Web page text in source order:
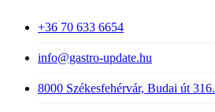
+36 70 633 6654
info@gastro-update.hu
8000 Székesfehérvár, Budai út 316.